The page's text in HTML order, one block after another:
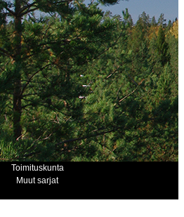
Toimituskunta
Muut sarjat